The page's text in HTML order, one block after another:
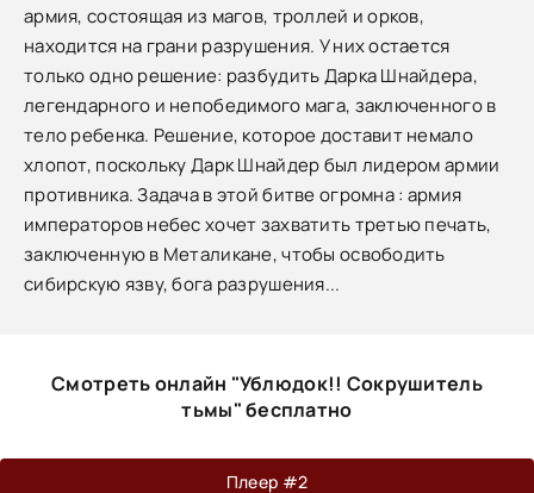
армия, состоящая из магов, троллей и орков,
находится на грани разрушения. У них остается
только одно решение: разбудить Дарка Шнайдера,
легендарного и непобедимого мага, заключенного в
тело ребенка. Решение, которое доставит немало
хлопот, поскольку Дарк Шнайдер был лидером армии
противника. Задача в этой битве огромна : армия
императоров небес хочет захватить третью печать,
заключенную в Металикане, чтобы освободить
сибирскую язву, бога разрушения...
Смотреть онлайн "Ублюдок!! Сокрушитель
тьмы" бесплатно
Плеер #2